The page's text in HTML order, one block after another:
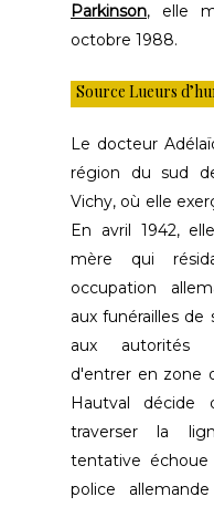
Parkinson, elle
octobre 1988.
Source Lueurs
Le docteur
région du sud
Vichy, où elle
En avril 1942,
mère qui
occupation
aux funérailles
aux autorités
d'entrer en zone
Hautval
traverser la
tentative
police